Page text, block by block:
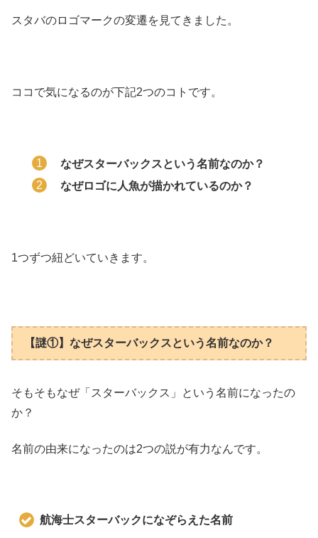
スタバのロゴマークの変遷を見てきました。
ココで気になるのが下記2つのコトです。
なぜスターバックスという名前なのか？
なぜロゴに人魚が描かれているのか？
1つずつ紐どいていきます。
【謎①】なぜスターバックスという名前なのか？
そもそもなぜ「スターバックス」という名前になったの
か？
名前の由来になったのは2つの説が有力なんです。
航海士スターバックになぞらえた名前